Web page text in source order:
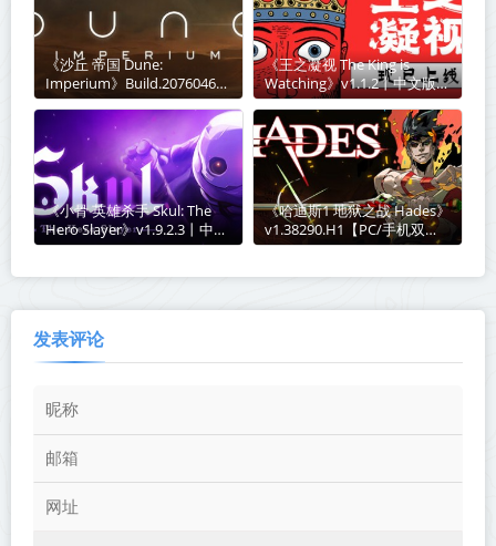
《沙丘 帝国 Dune:
Imperium》Build.20760467-
全DLC丨中文版网盘下载
《王之凝视 The King is
Watching》v1.1.2丨中文版网
盘下载
《小骨 英雄杀手 Skul: The
Hero Slayer》v1.9.2.3丨中文
版网盘下载
《哈迪斯1 地狱之战 Hades》
v1.38290.H1【PC/手机双
端】丨中文版网盘下载
发表评论